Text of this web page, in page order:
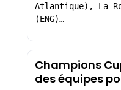
Atlantique), La
(ENG)…
Champions
des équipes